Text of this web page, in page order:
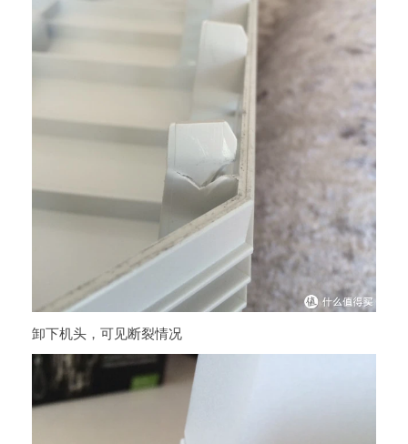
卸下机头，可见断裂情况